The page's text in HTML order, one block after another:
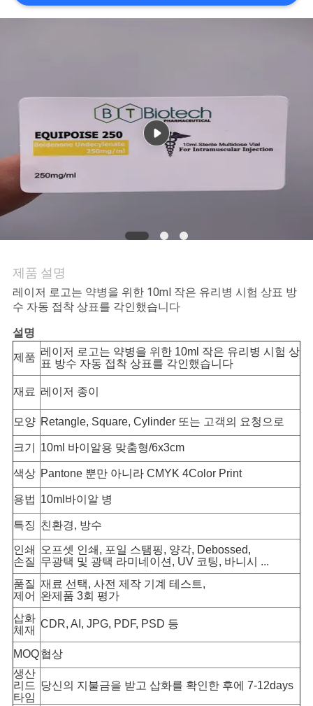
연
주
세
요
뉴
스
경
우
사
이
트
맵
PRIVACY
POLICY
제품 설명
레이저 로고는 약병을 위한 10ml 작은 유리병 시험 상표 방
수 자동 접착 상표를 각인했습니다
설명
제품 레이저 로고는 약병을 위한 10ml 작은 유리병 시험 상
표 방수 자동 접착 상표를 각인했습니다
재료 레이저 종이
모양 Retangle, Square, Cylinder 또는 고객의 요청으로
크기 10ml 바이알용 맞춤형/6x3cm
색상 Pantone 뿐만 아니라 CMYK 4Color Print
용법 10ml 바이알 병
특징 친환경, 방수
인쇄
손질
오프셋 인쇄, 포일 스탬핑, 양각, Debossed,
무광택 및 광택 라미네이션, UV 코팅, 바니시 ...
품질
제어
재료 선택, 사전 제작 기계 테스트,
완제품 3회 평가
삽화
체재
CDR, AI, JPG, PDF, PSD 등
MOQ협상
생산
리드
타임
당신의 지불금을 받고 삽화를 확인한 후에 7-12days